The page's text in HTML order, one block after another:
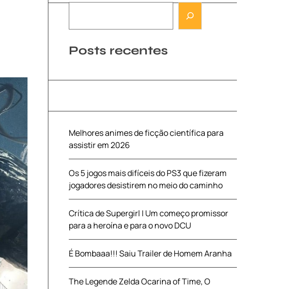
Posts recentes
Melhores animes de ficção científica para
assistir em 2026
Os 5 jogos mais difíceis do PS3 que fizeram
jogadores desistirem no meio do caminho
Crítica de Supergirl | Um começo promissor
para a heroína e para o novo DCU
É Bombaaa!!! Saiu Trailer de Homem Aranha
The Legende Zelda Ocarina of Time, O